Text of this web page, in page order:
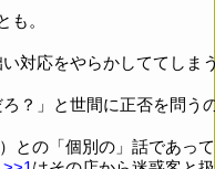
も。
対応をやらかしててしま
？」と世間に正否を問う
）との「個別の」話であっ